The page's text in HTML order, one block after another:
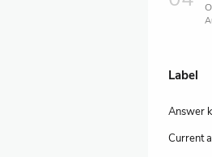
Label
Answer
Current